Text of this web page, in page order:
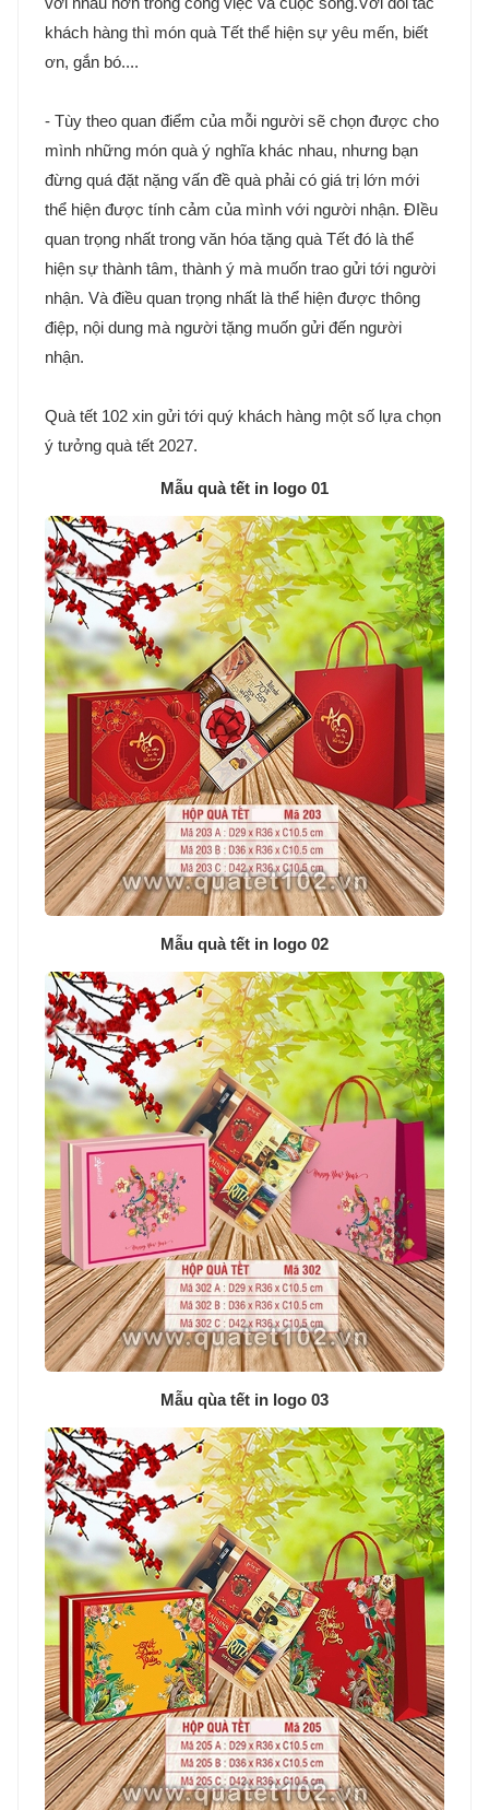
khách hàng thì món quà Tết thể hiện sự yêu mến, biết
ơn, gắn bó....
- Tùy theo quan điểm của mỗi người sẽ chọn được cho
mình những món quà ý nghĩa khác nhau, nhưng bạn
đừng quá đặt nặng vấn đề quà phải có giá trị lớn mới
thể hiện được tính cảm của mình với người nhận. ĐIều
quan trọng nhất trong văn hóa tặng quà Tết đó là thể
hiện sự thành tâm, thành ý mà muốn trao gửi tới người
nhận. Và điều quan trọng nhất là thể hiện được thông
điệp, nội dung mà người tặng muốn gửi đến người
nhận.
Quà tết 102 xin gửi tới quý khách hàng một số lựa chọn
ý tưởng quà tết 2027.
Mẫu quà tết in logo 01
Mẫu quà tết in logo 02
Mẫu qùa tết in logo 03